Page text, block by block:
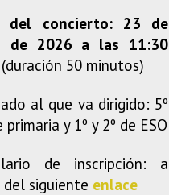
del concierto: 23 de
de 2026 a las 11:30
(duración 50 minutos)
al que va dirigido: 5º
primaria y 1º y 2º de ESO
de inscripción: a
del siguiente enlace